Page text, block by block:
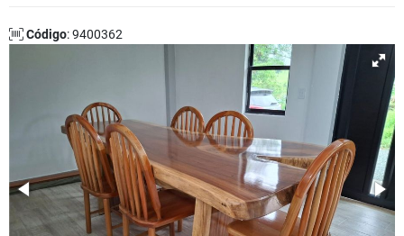
Código: 9400362